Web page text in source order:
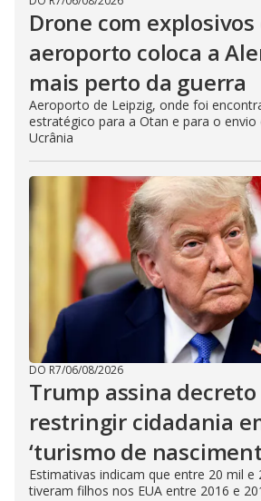
Drone com explosivos
aeroporto coloca a
mais perto da guerra
Aeroporto de Leipzig, onde foi
estratégico para a Otan e para o
Ucrânia
DO R7/06/08/2026
Trump assina decreto
restringir cidadania
‘turismo de
Estimativas indicam que entre 20 mil e
tiveram filhos nos EUA entre 2016 e